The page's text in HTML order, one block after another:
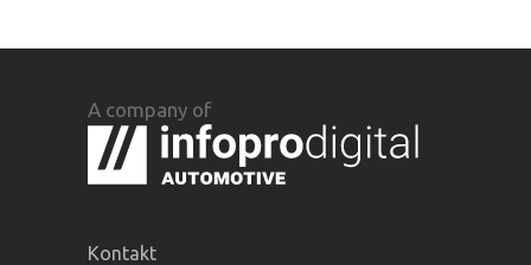
A company of
Kontakt